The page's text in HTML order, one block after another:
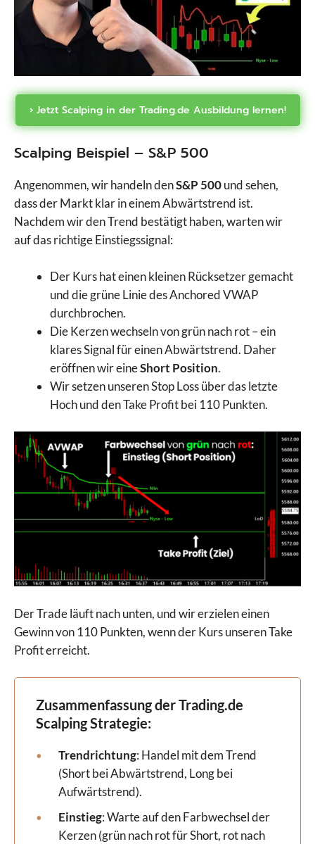
› Jetzt Scalping in der Trading.de Ausbildung lernen!
Scalping Beispiel – S&P 500
Angenommen, wir handeln denS&P 500und sehen,
dass der Markt klar in einem Abwärtstrend ist.
Nachdem wir den Trend bestätigt haben, warten wir
auf das richtige Einstiegssignal:
Der Kurs hat einen kleinen Rücksetzer gemacht
und die grüne Linie des Anchored VWAP
durchbrochen.
Die Kerzen wechseln von grün nach rot – ein
klares Signal für einen Abwärtstrend. Daher
eröffnen wir eineShort Position.
Wir setzen unseren Stop Loss über das letzte
Hoch und den Take Profit bei 110 Punkten.
Der Trade läuft nach unten, und wir erzielen einen
Gewinn von 110 Punkten, wenn der Kurs unseren Take
Profit erreicht.
Zusammenfassung der Trading.de
Scalping Strategie:
Trendrichtung: Handel mit dem Trend
(Short bei Abwärtstrend, Long bei
Aufwärtstrend).
Einstieg: Warte auf den Farbwechsel der
Kerzen (grün nach rot für Short, rot nach